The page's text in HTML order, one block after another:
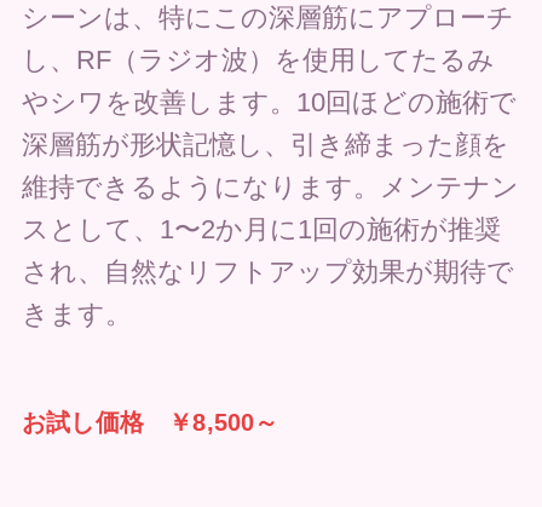
シーンは、特にこの深層筋にアプローチ
し、RF（ラジオ波）を使用してたるみ
やシワを改善します。10回ほどの施術で
深層筋が形状記憶し、引き締まった顔を
維持できるようになります。メンテナン
スとして、1〜2か月に1回の施術が推奨
され、自然なリフトアップ効果が期待で
きます。
お試し価格 ￥8,500～